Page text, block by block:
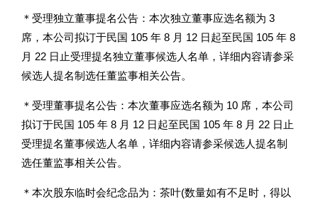
＊受理独立董事提名公告：本次独立董事应选名额为 3
席，本公司拟订于民国 105 年 8 月 12 日起至民国 105 年 8
月 22 日止受理提名独立董事候选人名单，详细内容请参采
候选人提名制选任董监事相关公告。
＊受理董事提名公告：本次董事应选名额为 10 席，本公司
拟订于民国 105 年 8 月 12 日起至民国 105 年 8 月 22 日止
受理提名董事候选人名单，详细内容请参采候选人提名制
选任董监事相关公告。
＊本次股东临时会纪念品为：茶叶(数量如有不足时，得以